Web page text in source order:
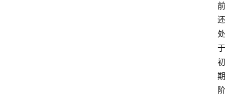
前
还
处
于
初
期
阶